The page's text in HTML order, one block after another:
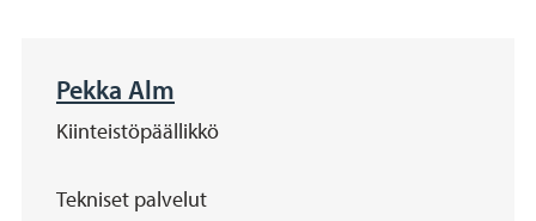
Pekka Alm
Kiinteistöpäällikkö
Organisaatio
Tekniset palvelut